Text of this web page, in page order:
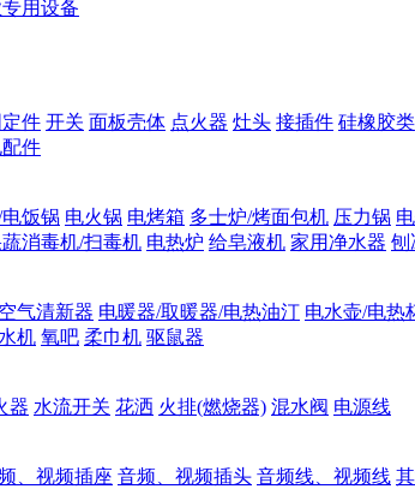
用设备
定件 开关 面板壳体 点火器 灶头 接插件 硅橡胶类
件
饭锅 电火锅 电烤箱 多士炉/烤面包机 压力锅
消毒机/扫毒机 电热炉 给皂液机 家用净水器 刨
气清新器 电暖器/取暖器/电热油汀 电水壶/电热
机 氧吧 柔巾机 驱鼠器
器 水流开关 花洒 火排(燃烧器) 混水阀 电源线
、视频插座 音频、视频插头 音频线、视频线